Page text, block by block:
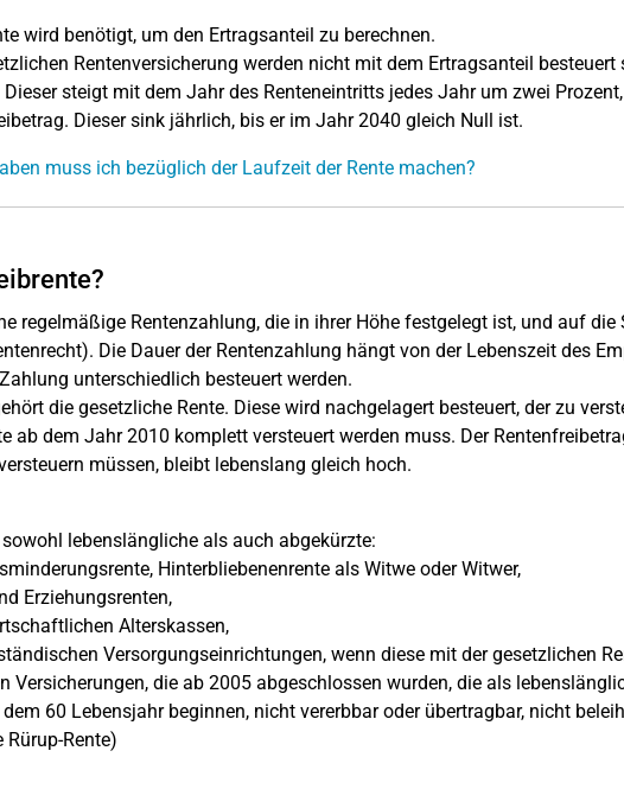
wird benötigt, um den Ertragsanteil zu berechnen.
Rentenversicherung werden nicht mit dem Ertragsanteil
steigt mit dem Jahr des Renteneintritts jedes Jahr um zwei
Dieser sink jährlich, bis er im Jahr 2040 gleich Null ist.
muss ich bezüglich der Laufzeit der Rente machen?
regelmäßige Rentenzahlung, die in ihrer Höhe festgelegt ist, und auf die
Die Dauer der Rentenzahlung hängt von der Lebenszeit des
unterschiedlich besteuert werden.
die gesetzliche Rente. Diese wird nachgelagert besteuert, der zu
ab dem Jahr 2010 komplett versteuert werden muss. Der
müssen, bleibt lebenslang gleich hoch.
sowohl lebenslängliche als auch abgekürzte:
Hinterbliebenenrente als Witwe oder Witwer,
Erziehungsrenten,
Alterskassen,
Versorgungseinrichtungen, wenn diese mit der gesetzlichen
Versicherungen, die ab 2005 abgeschlossen wurden, die als
60 Lebensjahr beginnen, nicht vererbbar oder übertragbar, nicht
Rente)